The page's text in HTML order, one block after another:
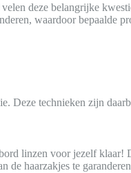
deze belangrijke
waardoor bepaalde
Deze technieken zijn
linzen voor jezelf
de haarzakjes te